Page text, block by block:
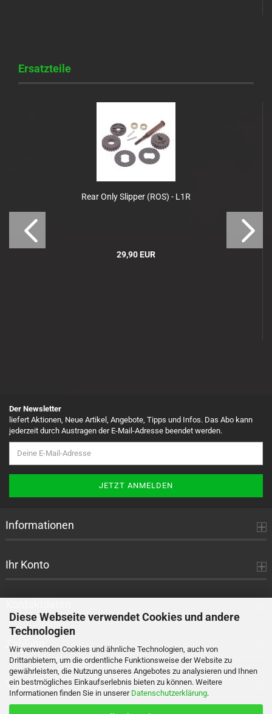
Diese Webseite verwendet Cookies und andere
Technologien
Wir verwenden Cookies und ähnliche Technologien, auch von
Drittanbietern, um die ordentliche Funktionsweise der Website zu
gewährleisten, die Nutzung unseres Angebotes zu analysieren und Ihnen
ein bestmögliches Einkaufserlebnis bieten zu können. Weitere
Informationen finden Sie in unserer Datenschutzerklärung.
Ersatzteile
Rear Only Slipper (ROS) - L1R
29,90 EUR
Der Newsletter
liefert Aktionen, Neue Artikel, Angebote, Tipps und Infos. Das Abo kann
jederzeit durch Austragen der E-Mail-Adresse beendet werden.
Informationen
Ihr Konto
Zahlung
Versand